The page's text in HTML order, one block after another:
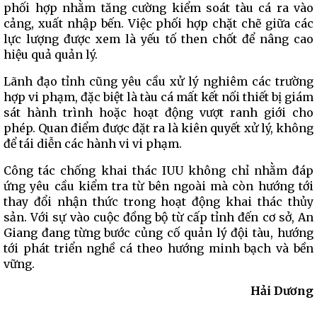
phối hợp nhằm tăng cường kiểm soát tàu cá ra vào
cảng, xuất nhập bến. Việc phối hợp chặt chẽ giữa các
lực lượng được xem là yếu tố then chốt để nâng cao
hiệu quả quản lý.
Lãnh đạo tỉnh cũng yêu cầu xử lý nghiêm các trường
hợp vi phạm, đặc biệt là tàu cá mất kết nối thiết bị giám
sát hành trình hoặc hoạt động vượt ranh giới cho
phép. Quan điểm được đặt ra là kiên quyết xử lý, không
để tái diễn các hành vi vi phạm.
Công tác chống khai thác IUU không chỉ nhằm đáp
ứng yêu cầu kiểm tra từ bên ngoài mà còn hướng tới
thay đổi nhận thức trong hoạt động khai thác thủy
sản. Với sự vào cuộc đồng bộ từ cấp tỉnh đến cơ sở, An
Giang đang từng bước củng cố quản lý đội tàu, hướng
tới phát triển nghề cá theo hướng minh bạch và bền
vững.
Hải Dương